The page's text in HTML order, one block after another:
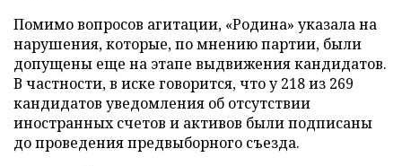
Помимо вопросов агитации, «Родина» указала на
нарушения, которые, по мнению партии, были
допущены еще на этапе выдвижения кандидатов.
В частности, в иске говорится, что у 218 из 269
кандидатов уведомления об отсутствии
иностранных счетов и активов были подписаны
до проведения предвыборного съезда.